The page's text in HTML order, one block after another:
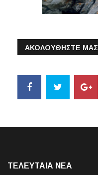
ΑΚΟΛΟΥΘΗΣΤΕ ΜΑΣ
ΤΕΛΕΥΤΑΙΑ NEA